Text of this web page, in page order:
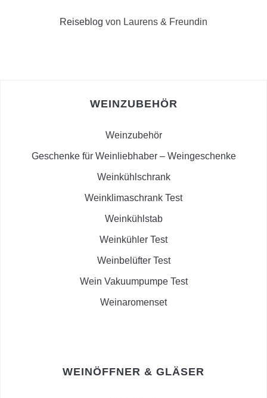
Reiseblog von Laurens & Freundin
WEINZUBEHÖR
Weinzubehör
Geschenke für Weinliebhaber – Weingeschenke
Weinkühlschrank
Weinklimaschrank Test
Weinkühlstab
Weinkühler Test
Weinbelüfter Test
Wein Vakuumpumpe Test
Weinaromenset
WEINÖFFNER & GLÄSER